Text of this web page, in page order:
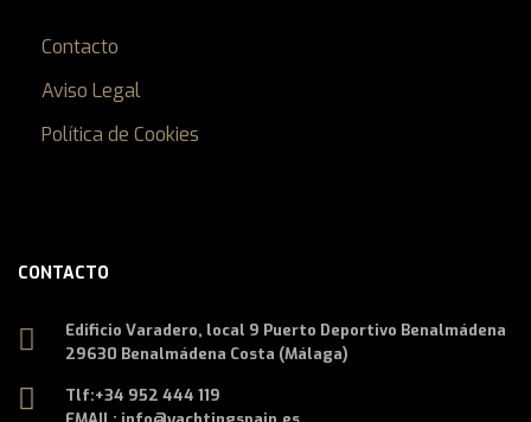
Contacto
Aviso Legal
Política de Cookies
CONTACTO
Edificio Varadero, local 9 Puerto Deportivo Benalmádena
29630 Benalmádena Costa (Málaga)
Tlf:+34 952 444 119